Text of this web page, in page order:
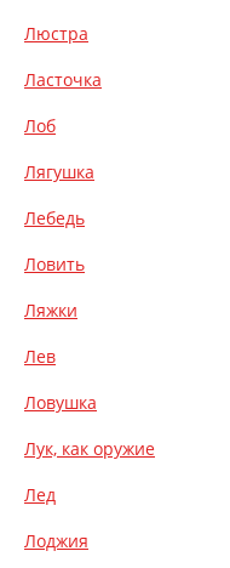
Люстра
Ласточка
Лоб
Лягушка
Лебедь
Ловить
Ляжки
Лев
Ловушка
Лук, как оружие
Лед
Лоджия